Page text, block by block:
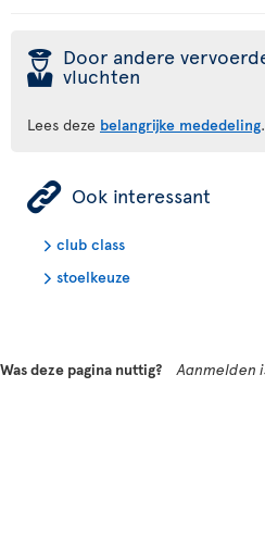
þ Door andere
vluchten
Lees deze belangrijke mededeling.
ÿ Ook interessant
club class
stoelkeuze
Was deze pagina nuttig? Aanmelden